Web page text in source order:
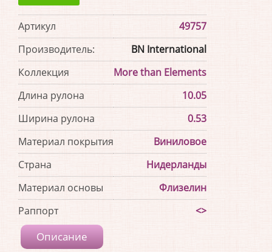
Артикул
49757
Производитель:
BN International
Коллекция
More than Elements
Длина рулона
10.05
Ширина рулона
0.53
Материал покрытия
Виниловое
Страна
Нидерланды
Материал основы
Флизелин
Раппорт
<>
Описание